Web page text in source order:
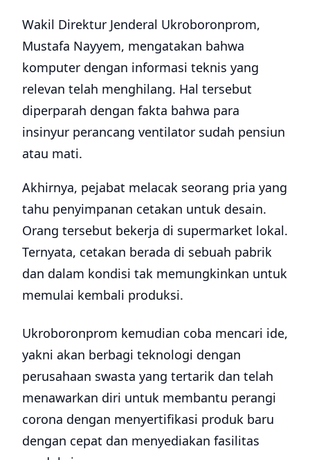
Wakil Direktur Jenderal Ukroboronprom,
Mustafa Nayyem, mengatakan bahwa
komputer dengan informasi teknis yang
relevan telah menghilang. Hal tersebut
diperparah dengan fakta bahwa para
insinyur perancang ventilator sudah pensiun
atau mati.
Akhirnya, pejabat melacak seorang pria yang
tahu penyimpanan cetakan untuk desain.
Orang tersebut bekerja di supermarket lokal.
Ternyata, cetakan berada di sebuah pabrik
dan dalam kondisi tak memungkinkan untuk
memulai kembali produksi.
Ukroboronprom kemudian coba mencari ide,
yakni akan berbagi teknologi dengan
perusahaan swasta yang tertarik dan telah
menawarkan diri untuk membantu perangi
corona dengan menyertifikasi produk baru
dengan cepat dan menyediakan fasilitas